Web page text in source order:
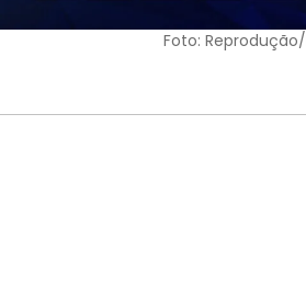
Foto: Reprodução/